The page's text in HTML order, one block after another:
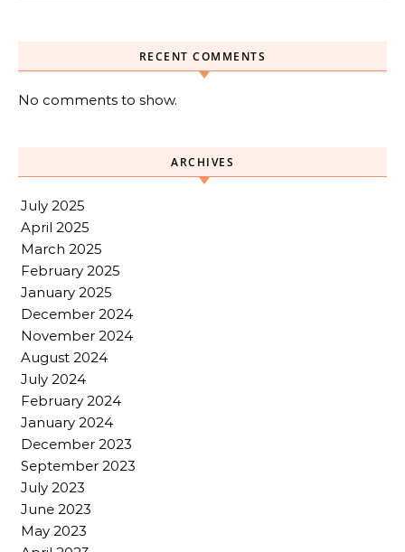
RECENT COMMENTS
No comments to show.
ARCHIVES
July 2025
April 2025
March 2025
February 2025
January 2025
December 2024
November 2024
August 2024
July 2024
February 2024
January 2024
December 2023
September 2023
July 2023
June 2023
May 2023